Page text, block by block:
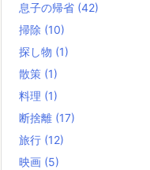
息子の帰省 (42)
掃除 (10)
探し物 (1)
散策 (1)
料理 (1)
断捨離 (17)
旅行 (12)
映画 (5)